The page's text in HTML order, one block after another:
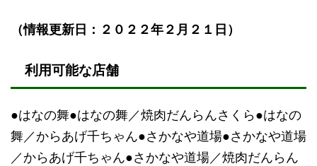
（情報更新日：２０２２年２月２１日）
利用可能な店舗
●はなの舞●はなの舞／焼肉だんらんさくら●はなの
舞／からあげ千ちゃん●さかなや道場●さかなや道場
／からあげ千ちゃん●さかなや道場／焼肉だんらん